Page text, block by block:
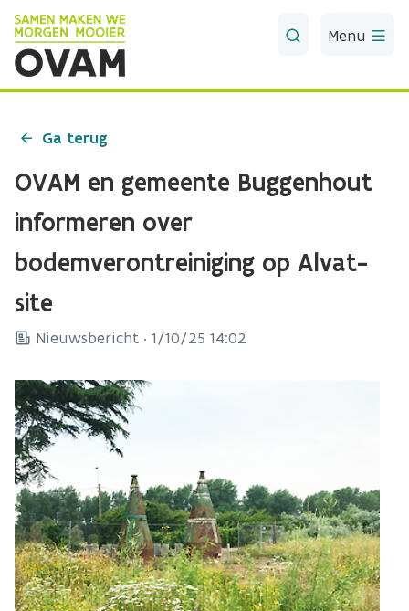
Skip to Main Content
Menu
Ga terug
OVAM en gemeente Buggenhout
informeren over
bodemverontreiniging op Alvat-
site
Nieuwsbericht · 1/10/25 14:02